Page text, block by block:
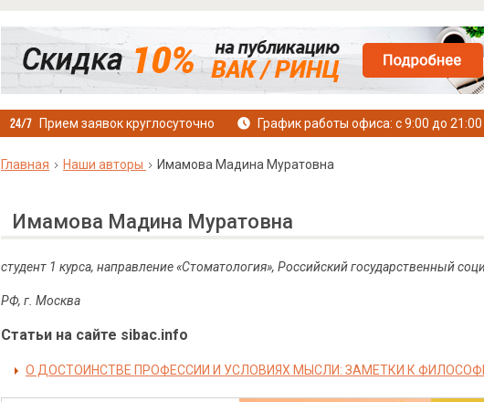
Прием заявок круглосуточно График работы офиса: с 9:00 до
Главная Наши авторы Имамова Мадина Муратовна
Имамова Мадина Муратовна
студент 1 курса, направление «Стоматология», Российский государственный
РФ, г. Москва
Статьи на сайте sibac.info
О ДОСТОИНСТВЕ ПРОФЕССИИ И УСЛОВИЯХ МЫСЛИ: ЗАМЕТКИ К